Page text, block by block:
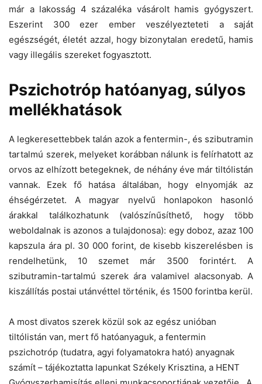
már a lakosság 4 százaléka vásárolt hamis gyógyszert.
Eszerint 300 ezer ember veszélyezteteti a saját
egészségét, életét azzal, hogy bizonytalan eredetű, hamis
vagy illegális szereket fogyasztott.
Pszichotróp hatóanyag, súlyos
mellékhatások
A legkeresettebbek talán azok a fentermin-, és szibutramin
tartalmú szerek, melyeket korábban nálunk is felírhatott az
orvos az elhízott betegeknek, de néhány éve már tiltólistán
vannak. Ezek fő hatása általában, hogy elnyomják az
éhségérzetet. A magyar nyelvű honlapokon hasonló
árakkal találkozhatunk (valószínűsíthető, hogy több
weboldalnak is azonos a tulajdonosa): egy doboz, azaz 100
kapszula ára pl. 30 000 forint, de kisebb kiszerelésben is
rendelhetünk, 10 szemet már 3500 forintért. A
szibutramin-tartalmú szerek ára valamivel alacsonyab. A
kiszállítás postai utánvéttel történik, és 1500 forintba kerül.
A most divatos szerek közül sok az egész unióban
tiltólistán van, mert fő hatóanyaguk, a fentermin
pszichotróp (tudatra, agyi folyamatokra ható) anyagnak
számít – tájékoztatta lapunkat Székely Krisztina, a HENT